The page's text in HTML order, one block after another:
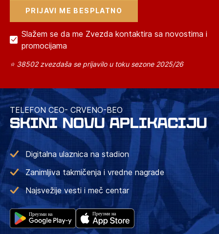
Slažem se da me Zvezda kontaktira sa novostima i
promocijama
⭐ 38502 zvezdaša se prijavilo u toku sezone 2025/26
TELEFON CEO- CRVENO-BEO
SKINI NOVU APLIKACIJU
Digitalna ulaznica na stadion
Zanimljiva takmičenja i vredne nagrade
Najsvežije vesti i meč centar